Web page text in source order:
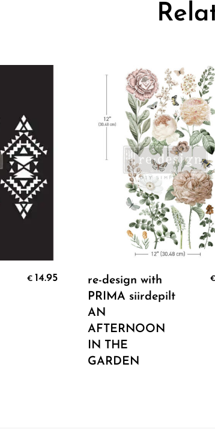
€ 14.95 Add To Cart
re-design with
PRIMA siirdepilt
AN
AFTERNOON
IN THE
GARDEN
€